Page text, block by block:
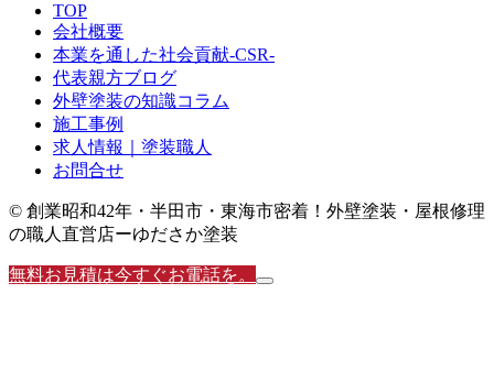
TOP
会社概要
本業を通した社会貢献-CSR-
代表親方ブログ
外壁塗装の知識コラム
施工事例
求人情報｜塗装職人
お問合せ
© 創業昭和42年・半田市・東海市密着！外壁塗装・屋根修理
の職人直営店ーゆださか塗装
無料お見積は今すぐお電話を。